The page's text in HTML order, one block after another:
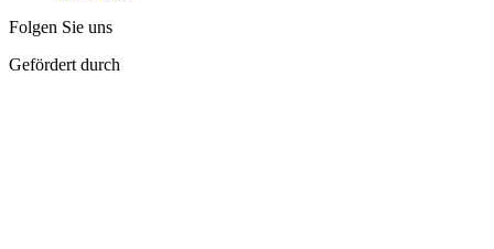
Folgen Sie uns
Gefördert durch